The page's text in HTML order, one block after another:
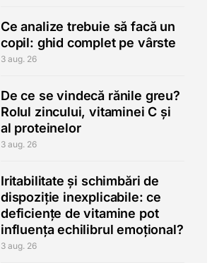
Ce analize trebuie să facă un
copil: ghid complet pe vârste
3 aug. 26
De ce se vindecă rănile greu?
Rolul zincului, vitaminei C și
al proteinelor
3 aug. 26
Iritabilitate și schimbări de
dispoziție inexplicabile: ce
deficiențe de vitamine pot
influența echilibrul emoțional?
3 aug. 26